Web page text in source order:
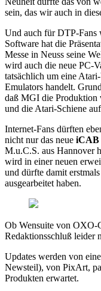
sein, das wir auch in
Und auch für DTP-Fans
Software hat die
Messe in Neuss seine
wird auch die neue PC-
tatsächlich um eine
Emulators handelt.
daß MGI die Produktion
und die Atari-Schiene
Internet-Fans dürften
nicht nur das neue iCAB
M.u.C.S. aus Hannover
wird in einer neuen
und dürfte damit
ausgearbeitet haben.
Ob Wensuite von OXO-
Redaktionsschluß leider
Updates werden von
Newsteil), von PixArt,
Produkten erwartet.